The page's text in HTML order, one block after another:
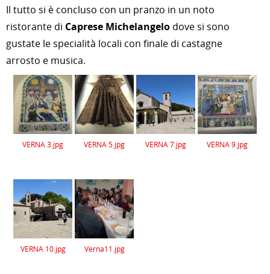
Il tutto si è concluso con un pranzo in un noto
ristorante di Caprese Michelangelo dove si sono
gustate le specialità locali con finale di castagne
arrosto e musica.
VERNA 3.jpg VERNA 5.jpg VERNA 7.jpg VERNA 9.jpg
VERNA 10.jpg Verna11.jpg